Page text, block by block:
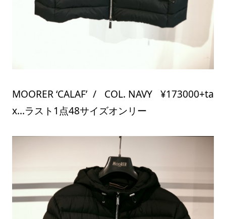
MOORER ‘CALAF’ / COL. NAVY ¥173000+ta
x…ラスト1点48サイズオンリー